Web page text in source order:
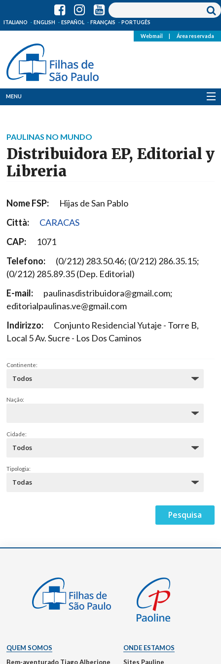
ITALIANO ENGLISH ESPAÑOL FRANÇAIS PORTUGÊS
Webmail Área reservada
MENU
Onde Estamos
Notícias
PAULINAS NO MUNDO
Distribuidora EP, Editorial y
Libreria
Nome FSP:
Hijas de San Pablo
Città:
CARACAS
CAP:
1071
Telefono:
(0/212) 283.50.46; (0/212) 286.35.15;
(0/212) 285.89.35 (Dep. Editorial)
E-mail:
paulinasdistribuidora@gmail.com;
editorialpaulinas.ve@gmail.com
Indirizzo:
Conjunto Residencial Yutaje - Torre B,
Local 5 Av. Sucre - Los Dos Caminos
Continente:
Nação:
Cidade:
Tipologia:
QUEM SOMOS
Bem-aventurado Tiago Alberione
ONDE ESTAMOS
Sites Pauline